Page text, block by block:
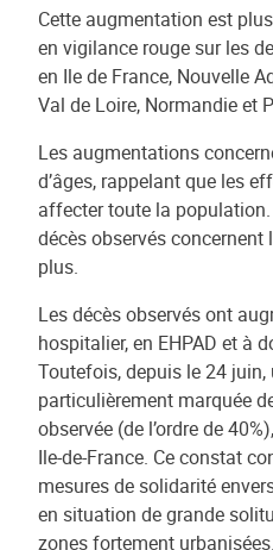
Cette augmentation est
en vigilance rouge sur les
en Ile de France, Nouvelle
Val de Loire, Normandie et
Les augmentations
d’âges, rappelant que les
affecter toute la
décès observés
plus.
Les décès observés ont
hospitalier, en EHPAD et à
Toutefois, depuis le 24
particulièrement marquée
observée (de l’ordre de
Ile-de-France. Ce constat
mesures de solidarité
en situation de grande
zones fortement urbanisées.